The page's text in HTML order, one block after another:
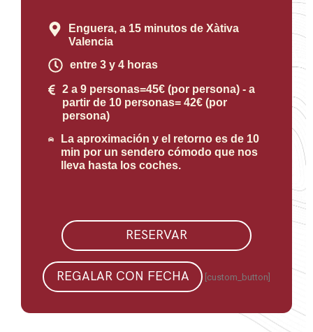
Enguera, a 15 minutos de Xàtiva
Valencia
entre 3 y 4 horas
2 a 9 personas=45€ (por persona) - a
partir de 10 personas= 42€ (por
persona)
La aproximación y el retorno es de 10
min por un sendero cómodo que nos
lleva hasta los coches.
RESERVAR
REGALAR CON FECHA [custom_button]